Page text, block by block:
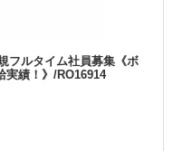
フルタイム社員募集《ボ
実績！》/RO16914